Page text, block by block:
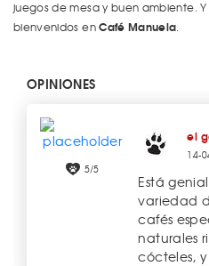
juegos de mesa y buen ambiente. Y
bienvenidos enCafé Manuela.
OPINIONES
5/5
el
14-
Está
variedad
cafés
naturales
cócteles,